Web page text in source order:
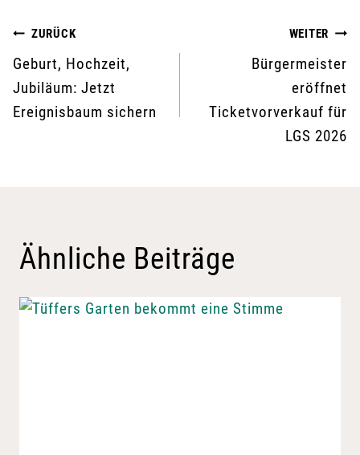
Beitragsnavigation
ZURÜCK
Geburt, Hochzeit,
Jubiläum: Jetzt
Ereignisbaum sichern
WEITER
Bürgermeister
eröffnet
Ticketvorverkauf für
LGS 2026
Ähnliche Beiträge